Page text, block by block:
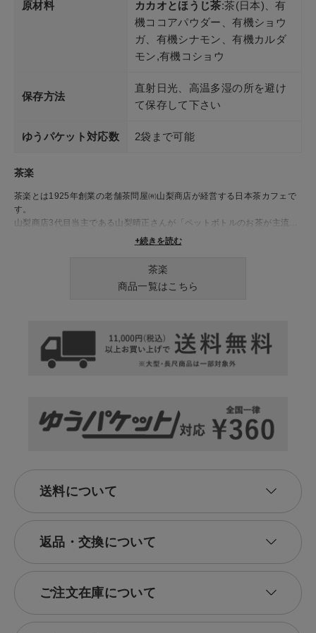
原材料 カカオとほうじ茶:茶(日本)、有
機ココアパウダー、有機ショウ
ガ、有機シナモン、有機カルダ
モン,有機コショウ
保存方法
直射日光、高温多湿の所を避け
て保存して下さい
ゆうパケット対応数 2袋まで可能
茶楽
茶楽とは1925年創業の老舗茶問屋㈲山梨商店が経営する日本茶カフェで
す。
山梨商店3代目当主である山梨晴正さんが「ペットボトルのお茶が主流に
なりつつあるなか、急須で淹れるお茶の美味しさを若い世代にも知ってほ
+続きを読む
茶楽
商品一覧はこちら
送料について
返品・交換について
ご注文在庫について